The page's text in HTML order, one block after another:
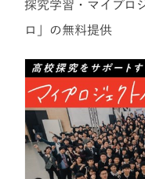
探究学習・マイプロ
ロ」の無料提供